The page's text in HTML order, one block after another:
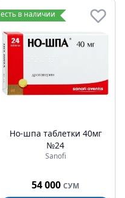
есть в наличии
Но-шпа таблетки 40мг
№24
Sanofi
54 000 СУМ